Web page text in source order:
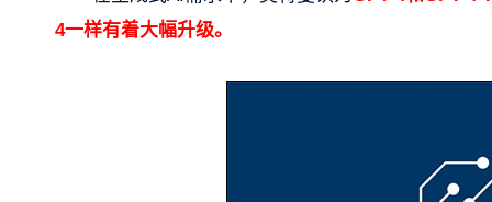
4一样有着大幅升级。